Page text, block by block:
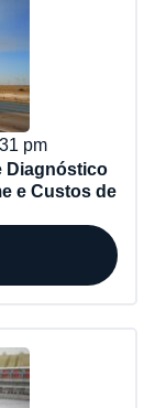
pm
Diagnóstico
e Custos de